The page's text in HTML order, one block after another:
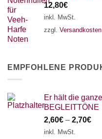
12,80€
inkl. MwSt.
zzgl. Versandkosten
EMPFOHLENE
Er hält die
BEGLEITTÖNE
2,60€ – 2,70€
inkl. MwSt.